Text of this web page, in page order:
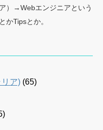
）→Webエンジニアという
かTipsとか。
ア) (65)